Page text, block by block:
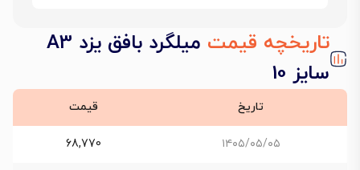
تاریخچه قیمت
میلگرد بافق یزد A3
سایز 10
تاریخ قیمت
۱۴۰۵/۰۵/۰۵ 68,770